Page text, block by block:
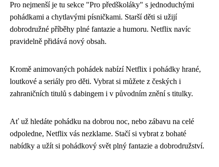
Pro nejmenší je tu sekce "Pro předškoláky" s jednoduchými
pohádkami a chytlavými písničkami. Starší děti si užijí
dobrodružné příběhy plné fantazie a humoru. Netflix navíc
pravidelně přidává nový obsah.
Kromě animovaných pohádek nabízí Netflix i pohádky hrané,
loutkové a seriály pro děti. Vybrat si můžete z českých i
zahraničních titulů s dabingem i v původním znění s titulky.
Ať už hledáte pohádku na dobrou noc, nebo zábavu na celé
odpoledne, Netflix vás nezklame. Stačí si vybrat z bohaté
nabídky a užít si pohádkový svět plný fantazie a dobrodružství.